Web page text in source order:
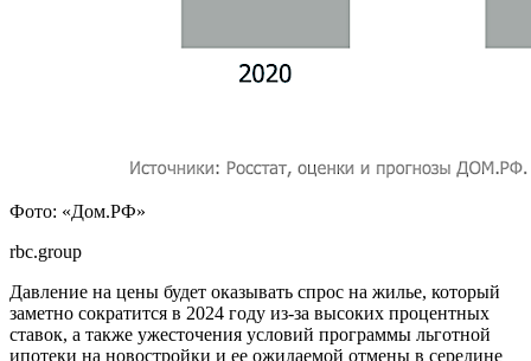
Фото: «Дом.РФ»
rbc.group
Давление на цены будет оказывать спрос на жилье, который
заметно сократится в 2024 году из-за высоких процентных
ставок, а также ужесточения условий программы льготной
ипотеки на новостройки и ее ожидаемой отмены в середине